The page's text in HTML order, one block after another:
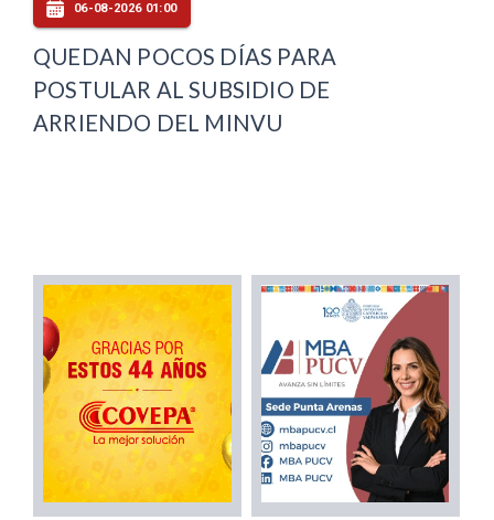
06-08-2026 01:00
QUEDAN POCOS DÍAS PARA
POSTULAR AL SUBSIDIO DE
ARRIENDO DEL MINVU